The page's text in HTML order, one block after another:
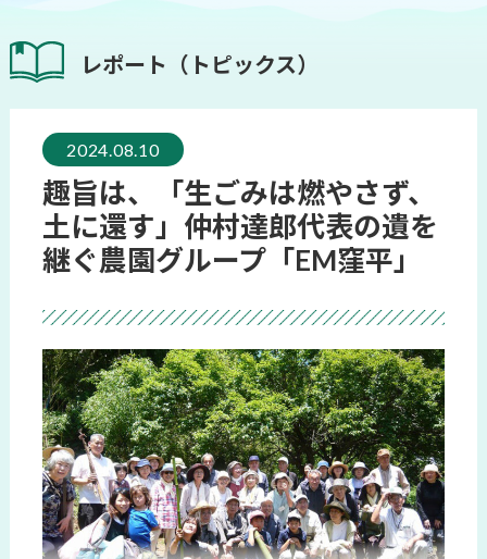
レポート（トピックス）
2024.08.10
趣旨は、「生ごみは燃やさず、
土に還す」仲村達郎代表の遺を
継ぐ農園グループ「EM窪平」